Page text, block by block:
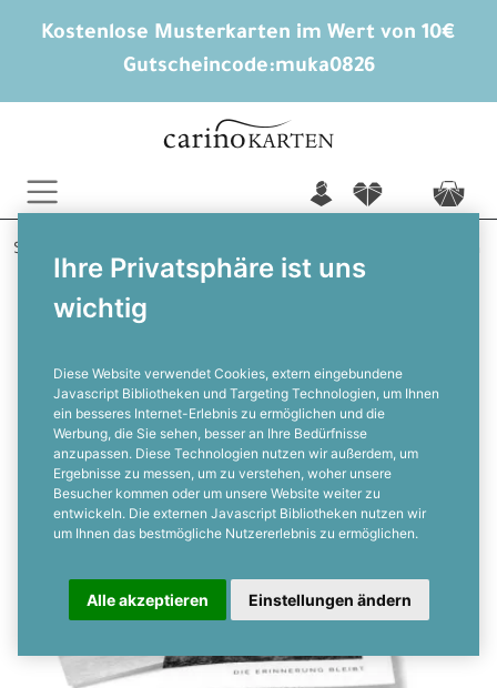
Kostenlose Musterkarten im Wert von 10€
Gutscheincode:muka0826
Ihre Privatsphäre ist uns
wichtig
Diese Website verwendet Cookies, extern eingebundene
Javascript Bibliotheken und Targeting Technologien, um Ihnen
ein besseres Internet-Erlebnis zu ermöglichen und die
Werbung, die Sie sehen, besser an Ihre Bedürfnisse
anzupassen. Diese Technologien nutzen wir außerdem, um
Ergebnisse zu messen, um zu verstehen, woher unsere
Besucher kommen oder um unsere Website weiter zu
entwickeln. Die externen Javascript Bibliotheken nutzen wir
um Ihnen das bestmögliche Nutzererlebnis zu ermöglichen.
Alle akzeptieren Einstellungen ändern
n f c
Startseite
Trauerdanksagung mit Baum und